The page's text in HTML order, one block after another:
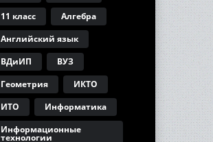
11 класс
Алгебра
Английский язык
ВДиИП
ВУЗ
Геометрия
ИКТО
ИТО
Информатика
Информационные
технологии